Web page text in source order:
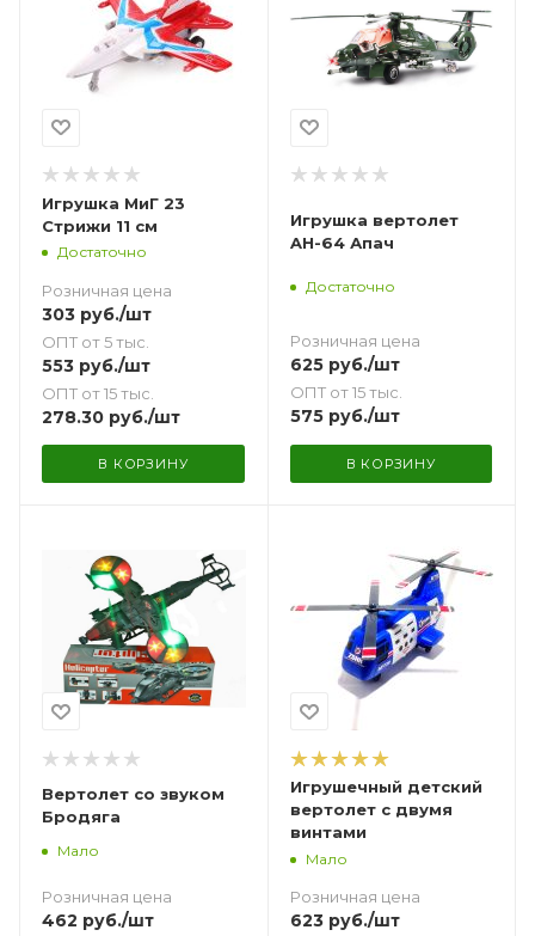
Игрушка МиГ 23
Стрижи 11 см
Достаточно
Розничная цена
303 руб./шт
ОПТ от 5 тыс.
553 руб./шт
ОПТ от 15 тыс.
278.30 руб./шт
В КОРЗИНУ
Игрушка вертолет
AH-64 Апач
Достаточно
Розничная цена
625руб./шт
ОПТ от 15 тыс.
575руб./шт
В КОРЗИНУ
Вертолет со звуком
Бродяга
Мало
Розничная цена
462 руб./шт
Игрушечный детский
вертолет с двумя
винтами
Мало
Розничная цена
623руб./шт